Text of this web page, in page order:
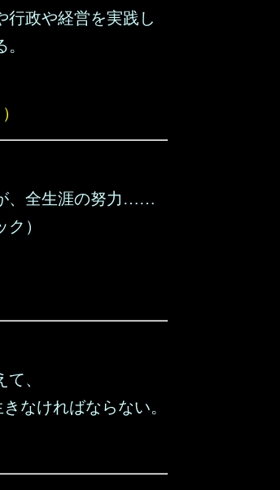
行政や経営を実践し
）
、全生涯の努力……
）
、
なければならない。